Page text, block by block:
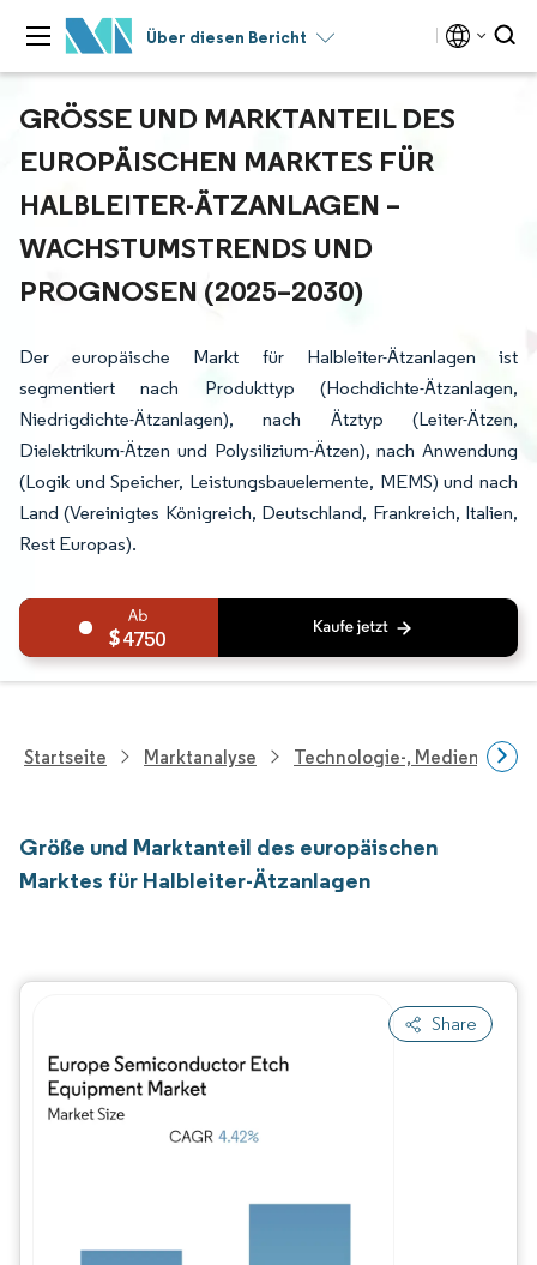
Über diesen Bericht
GRÖSSE UND MARKTANTEIL DES E
UROPÄISCHEN MARKTES FÜR H
ALBLEITER-ÄTZANLAGEN – W
ACHSTUMSTRENDS UND P
ROGNOSEN (2025–2030)
Der europäische Markt für Halbleiter-Ätzanlagen ist
segmentiert nach Produkttyp (Hochdichte-Ätzanlagen,
Niedrigdichte-Ätzanlagen), nach Ätztyp (Leiter-Ätzen,
Dielektrikum-Ätzen und Polysilizium-Ätzen), nach Anwendung
(Logik und Speicher, Leistungsbauelemente, MEMS) und nach
Land (Vereinigtes Königreich, Deutschland, Frankreich, Italien,
Rest Europas).
4750
Startseite Marktanalyse Technologie-, Medien- Und
Größe und Marktanteil des europäischen
Marktes für Halbleiter-Ätzanlagen
Share